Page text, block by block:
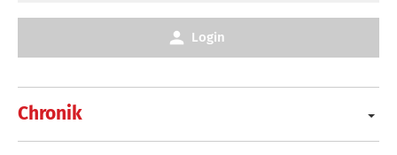
Chronik
Login